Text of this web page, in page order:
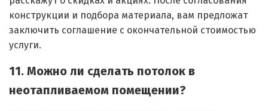
конструкции и подбора материала, вам предложат
заключить соглашение с окончательной стоимостью
услуги.
11. Можно ли сделать потолок в
неотапливаемом помещении?